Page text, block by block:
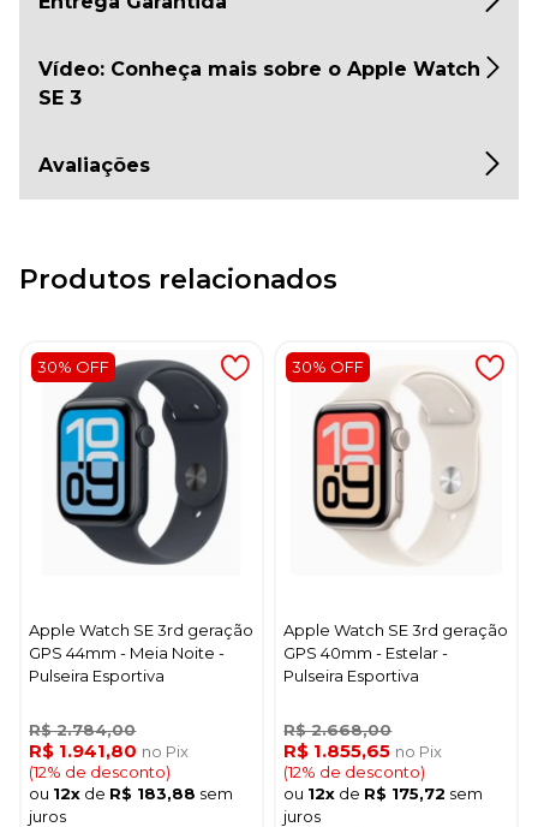
Vídeo: Conheça mais sobre o Apple Watch
SE 3
Avaliações
Produtos relacionados
30% OFF
Apple Watch SE 3rd geração
GPS 44mm - Meia Noite -
Pulseira Esportiva
R$ 2.784,00
R$ 1.941,80 no Pix
(12% de desconto)
ou 12x de R$ 183,88 sem
juros
30% OFF
Apple Watch SE 3rd geração
GPS 40mm - Estelar -
Pulseira Esportiva
R$ 2.668,00
R$ 1.855,65 no Pix
(12% de desconto)
ou 12x de R$ 175,72 sem
juros